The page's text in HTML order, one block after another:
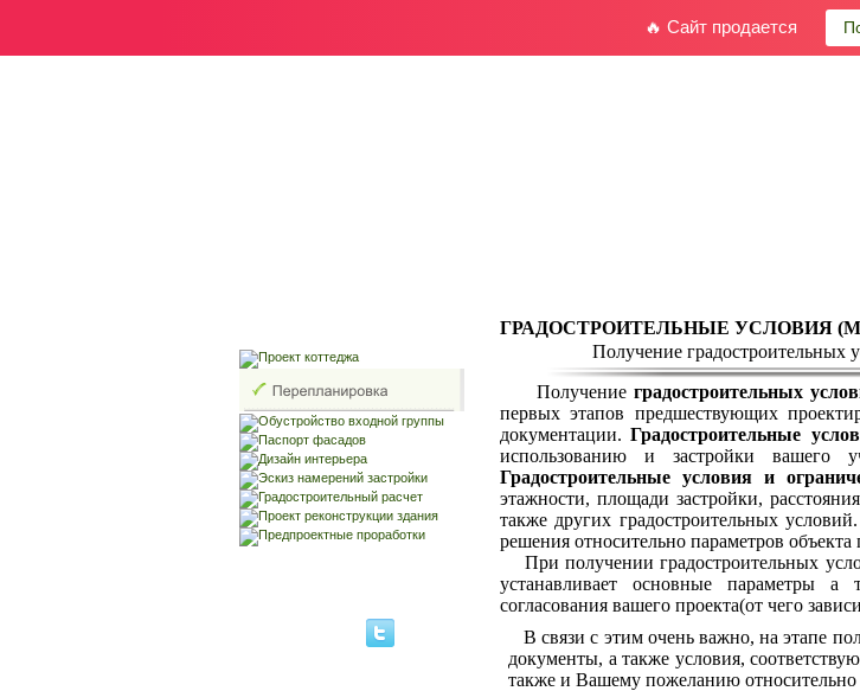
🔥 Сайт продается
ГРАДОСТРОИТЕЛЬНЫЕ УСЛОВИЯ
Получение градостроительных
Получениеградостроительных
первых этапов предшествующих
документации. Градостроительные
использованию и застройки вашего
Градостроительные условия и
этажности, площади застройки,
также других градостроительных
решения относительно параметров
При получении градостроительных
устанавливает основные параметры а
согласования вашего проекта(от чего
В связи с этим очень важно, на этапе
документы, а также условия,
также и Вашему пожеланию относительно